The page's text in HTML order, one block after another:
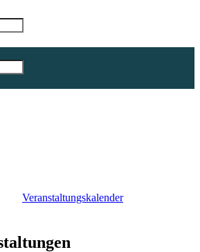
Veranstaltungskalender